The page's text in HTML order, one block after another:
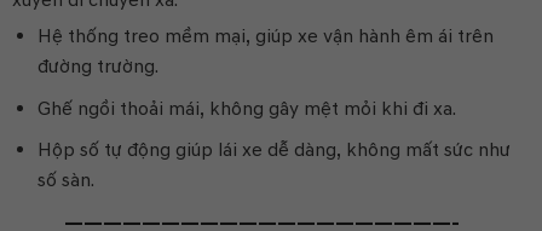
Hệ thống treo mềm mại, giúp xe vận hành êm ái trên
đường trường.
Ghế ngồi thoải mái, không gây mệt mỏi khi đi xa.
Hộp số tự động giúp lái xe dễ dàng, không mất sức như
số sàn.
————————————————————-